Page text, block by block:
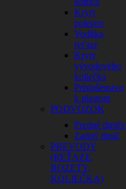
Kryty
polepov
Vodítka
reťaze
Kryty
vývodového
koliečka
Príslušenstvo
k plastom
PODVOZOK
Predné tlmiče
Zadný tlmič
PREVODY
(REŤAZE,
ROZETY,
KOLIEČKA)